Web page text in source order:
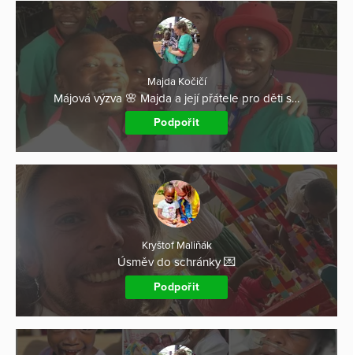
Majda Kočičí
Májová výzva 🌸 Majda a její přátele pro děti s…
Podpořit
Kryštof Maliňák
Úsměv do schránky 💌
Podpořit